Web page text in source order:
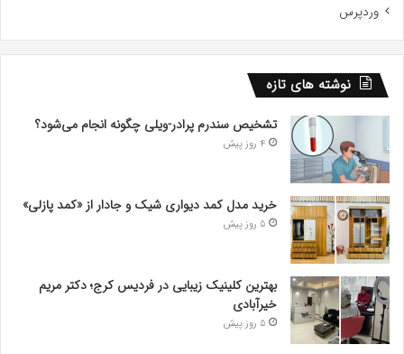
وردپرس
نوشته های تازه
تشخیص سندرم پرادر-ویلی چگونه انجام می‌شود؟
4 روز پیش
خرید مدل کمد دیواری شیک و جادار از «کمد پازلی»
5 روز پیش
بهترین کلینیک زیبایی در فردیس کرج؛ دکتر مریم
خیرآبادی
5 روز پیش